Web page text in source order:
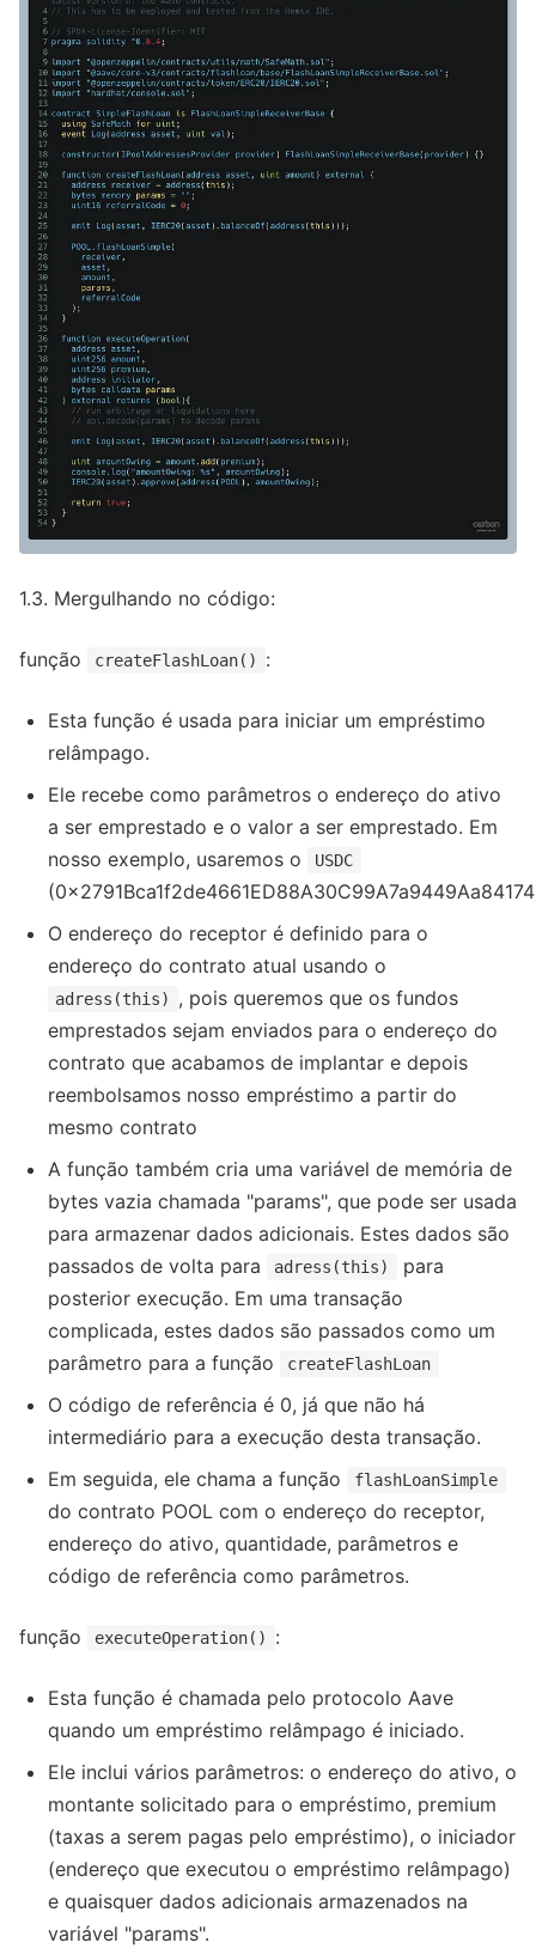
1.3. Mergulhando no código:
função createFlashLoan() :
Esta função é usada para iniciar um empréstimo
relâmpago.
Ele recebe como parâmetros o endereço do ativo
a ser emprestado e o valor a ser emprestado. Em
nosso exemplo, usaremos o
USDC
O endereço do receptor é definido para o
endereço do contrato atual usando o
adress(this)
, pois queremos que os fundos
emprestados sejam enviados para o endereço do
contrato que acabamos de implantar e depois
reembolsamos nosso empréstimo a partir do
mesmo contrato
A função também cria uma variável de memória de
bytes vazia chamada "params", que pode ser usada
para armazenar dados adicionais. Estes dados são
passados de volta para
adress(this)
para
posterior execução. Em uma transação
complicada, estes dados são passados como um
parâmetro para a função
createFlashLoan
O código de referência é 0, já que não há
intermediário para a execução desta transação.
Em seguida, ele chama a função
flashLoanSimple
do contrato POOL com o endereço do receptor,
endereço do ativo, quantidade, parâmetros e
código de referência como parâmetros.
função executeOperation() :
Esta função é chamada pelo protocolo Aave
quando um empréstimo relâmpago é iniciado.
Ele inclui vários parâmetros: o endereço do ativo, o
montante solicitado para o empréstimo, premium
(taxas a serem pagas pelo empréstimo), o iniciador
(endereço que executou o empréstimo relâmpago)
e quaisquer dados adicionais armazenados na
variável "params".